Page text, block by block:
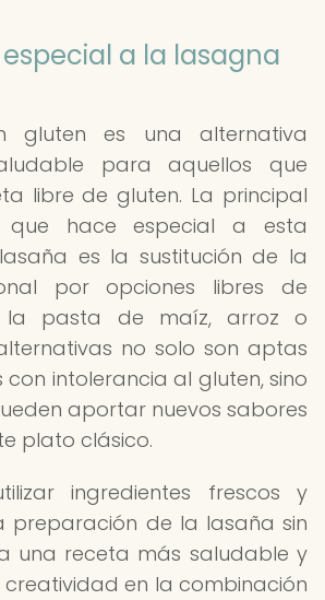
a la lasagna
gluten es una alternativa
para aquellos que
libre de gluten. La principal
que hace especial a esta
es la sustitución de la
por opciones libres de
la pasta de maíz, arroz o
no solo son aptas
intolerancia al gluten, sino
aportar nuevos sabores
plato clásico.
ingredientes frescos y
preparación de la lasaña sin
una receta más saludable y
creatividad en la combinación